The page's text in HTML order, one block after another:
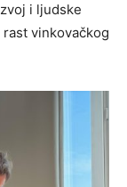
i ljudske
vinkovačkog